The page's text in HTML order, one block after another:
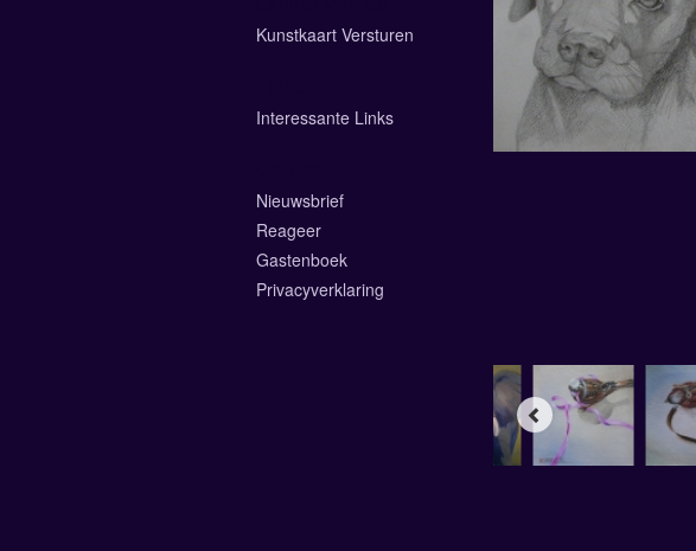
Kunstkaart Versturen
Interessante Links
Nieuwsbrief
Reageer
Gastenboek
Privacyverklaring